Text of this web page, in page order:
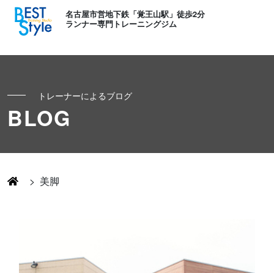
名古屋市営地下鉄「覚王山駅」徒歩2分
ランナー専門トレーニングジム
初めての方へ
お客様の声
Runner's パーソナル
Runner's ピラティス
キッズ・かけっこ
お知らせ
トレーナーによるブログ
BLOG
> 美脚